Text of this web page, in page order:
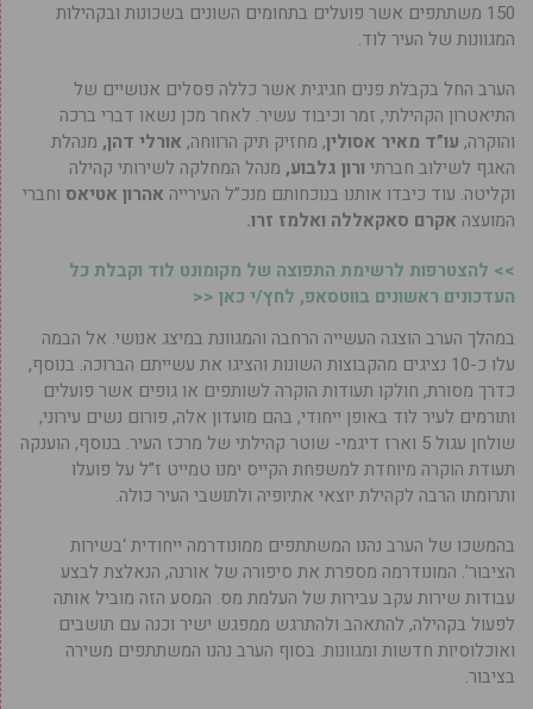
150 משתתפים אשר פועלים בתחומים השונים בשכונות ובקהילות
המגוונות של העיר לוד.
הערב החל בקבלת פנים חגיגית אשר כללה פסלים אנושיים של
התיאטרון הקהילתי, זמר וכיבוד עשיר. לאחר מכן נשאו דברי ברכה
והוקרה, עו”ד מאיר אסולין, מחזיק תיק הרווחה, אורלי דהן, מנהלת
האגף לשילוב חברתי ורון גלבוע, מנהל המחלקה לשירותי קהילה
וקליטה. עוד כיבדו אותנו בנוכחותם מנכ”ל העירייה אהרון אטיאס וחברי
המועצה אקרם סאקאללה ואלמז זרו.
>> להצטרפות לרשימת התפוצה של מקומונט לוד וקבלת כל
העדכונים ראשונים בווטסאפ, לחץ/י כאן <<
במהלך הערב הוצגה העשייה הרחבה והמגוונת במיצג אנושי. אל הבמה
עלו כ-10 נציגים מהקבוצות השונות והציגו את עשייתם הברוכה. בנוסף,
כדרך מסורת, חולקו תעודות הוקרה לשותפים או גופים אשר פועלים
ותורמים לעיר לוד באופן ייחודי, בהם מועדון אלה, פורום נשים עירוני,
שולחן עגול 5 וארז דיגמי- שוטר קהילתי של מרכז העיר. בנוסף, הוענקה
תעודת הוקרה מיוחדת למשפחת הקייס ימנו טמייט ז”ל על פועלו
ותרומתו הרבה לקהילת יוצאי אתיופיה ולתושבי העיר כולה.
בהמשכו של הערב נהנו המשתתפים ממונודרמה ייחודית ‘בשירות
הציבור’. המונודרמה מספרת את סיפורה של אורנה, הנאלצת לבצע
עבודות שירות עקב עבירות של העלמת מס. המסע הזה מוביל אותה
לפעול בקהילה, להתאהב ולהתרגש ממפגש ישיר וכנה עם תושבים
ואוכלוסיות חדשות ומגוונות. בסוף הערב נהנו המשתתפים משירה
בציבור.